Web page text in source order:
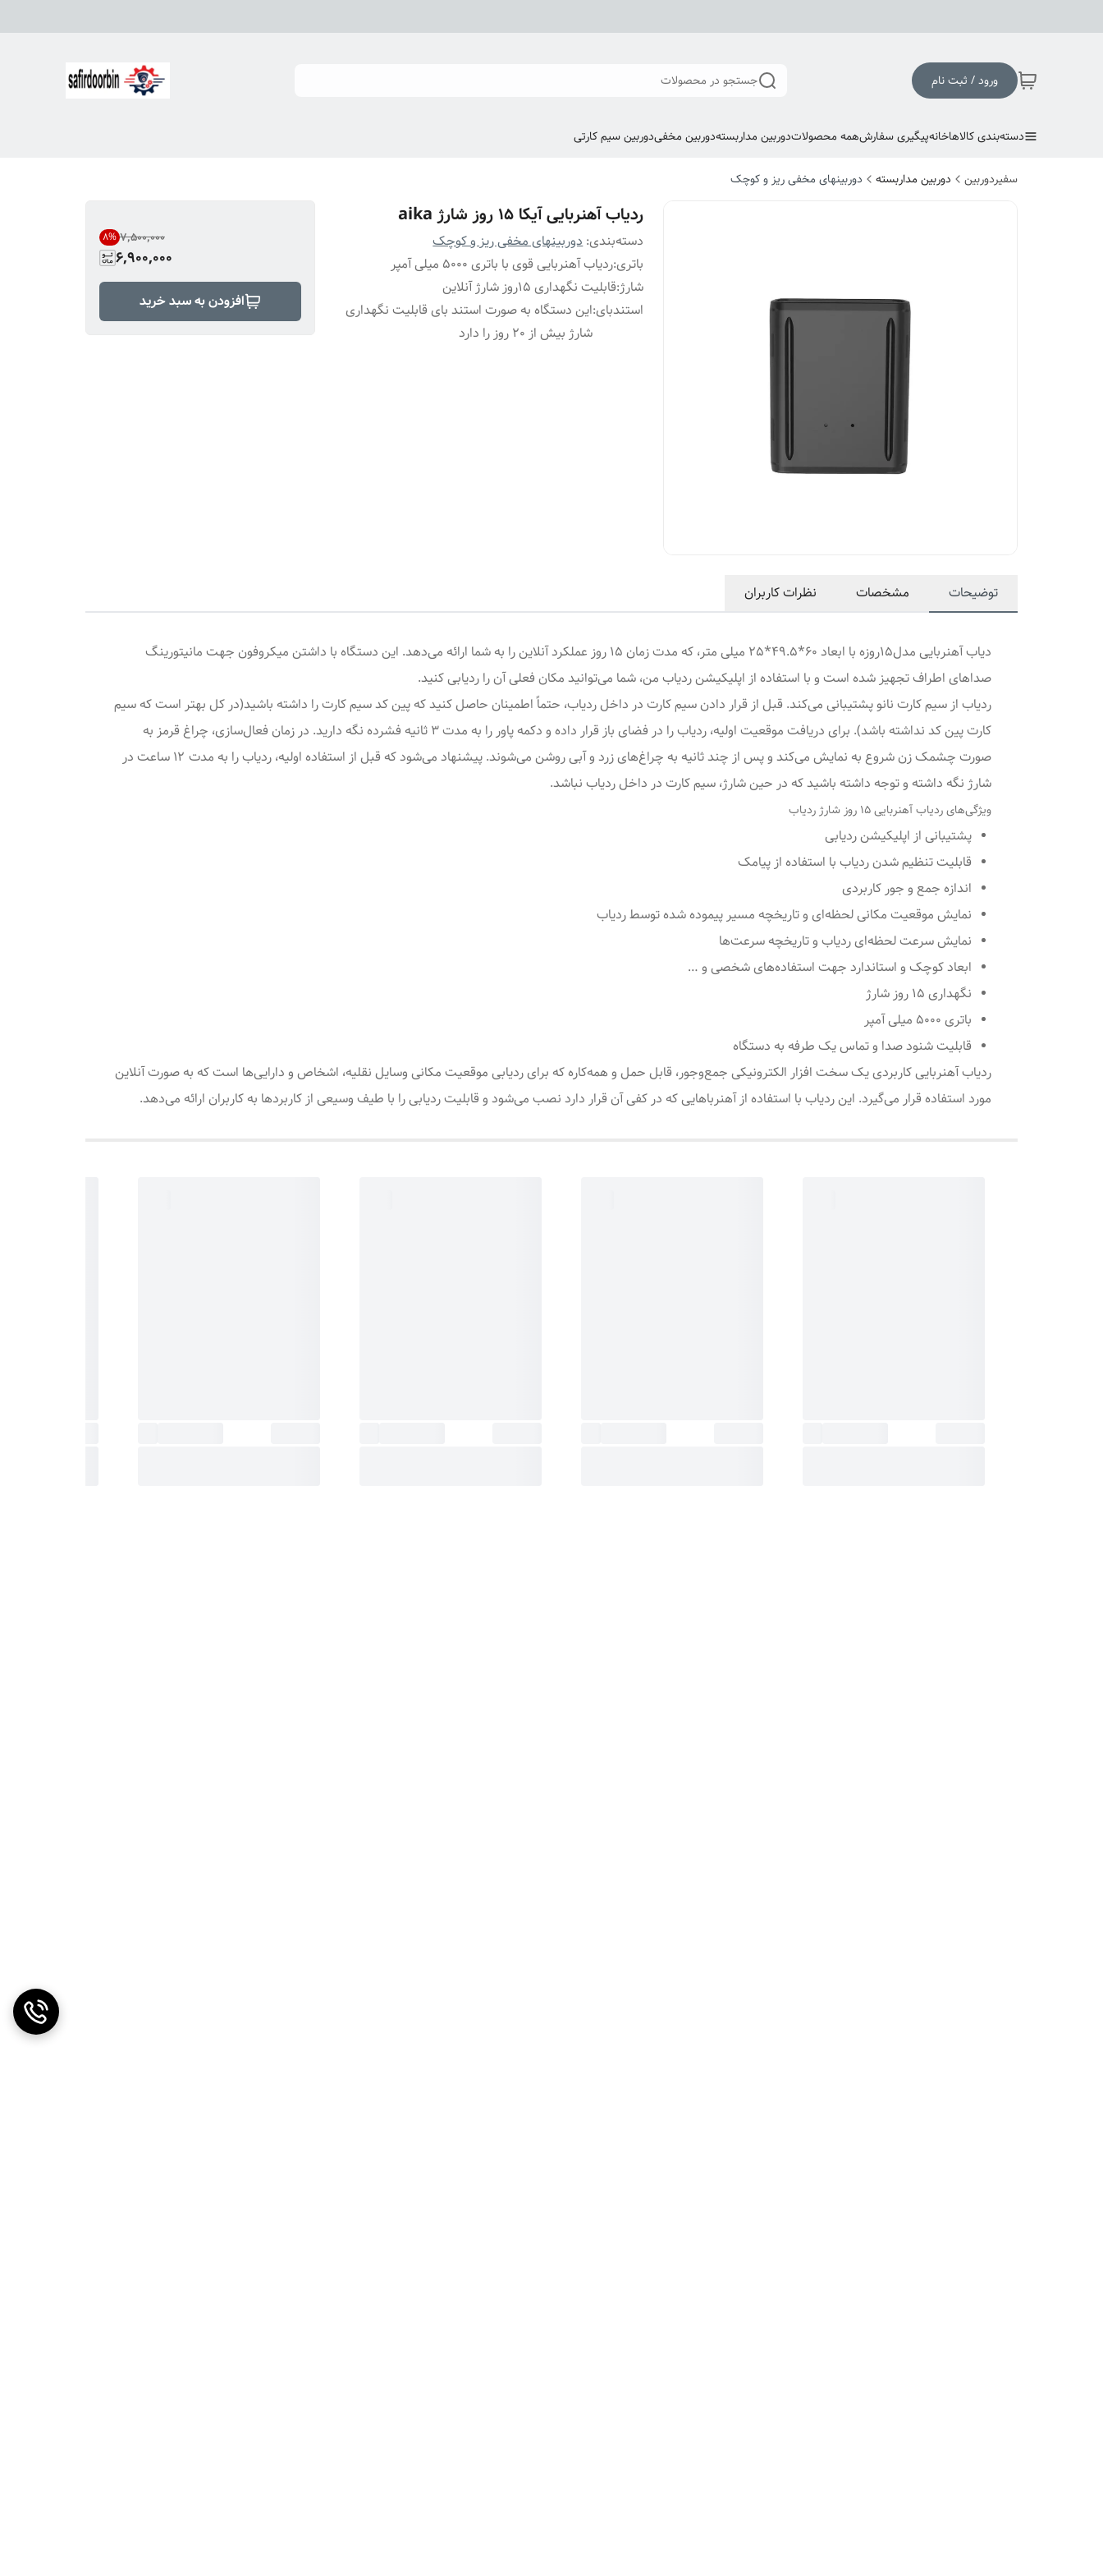
ورود / ثبت نام جستجو در محصولات
دسته‌بندی کالاهاخانهپیگیری سفارشهمه محصولاتدوربین مداربستهدوربین مخفیدوربین سیم کارتی
سفیردوربین دوربین مداربسته دوربینهای مخفی ریز و کوچک
ردیاب آهنربایی آیکا 15 روز شارژ aika
دسته‌بندی:دوربینهای مخفی ریز و کوچک
باتری:ردیاب آهنربایی قوی با باتری 5000 میلی آمپر
شارژ:قابلیت نگهداری 15روز شارژ آنلاین
استندبای:این دستگاه به صورت استند بای قابلیت نگهداری
شارژ بیش از 20 روز را دارد
۷٬۵۰۰٬۰۰۰ 8%
6,900,000
افزودن به سبد خرید
توضیحات مشخصات نظرات کاربران
دیاب آهنربایی مدل15روزه با ابعاد 60*49.5*25 میلی متر، که مدت زمان 15 روز عملکرد آنلاین را به شما ارائه می‌دهد. این دستگاه با داشتن میکروفون جهت مانیتورینگ
صداهای اطراف تجهیز شده است و با استفاده از اپلیکیشن ردیاب من، شما می‌توانید مکان فعلی آن را ردیابی کنید.
ردیاب از سیم کارت نانو پشتیبانی می‌کند. قبل از قرار دادن سیم کارت در داخل ردیاب، حتماً اطمینان حاصل کنید که پین کد سیم کارت را داشته باشید(در کل بهتر است که سیم
کارت پین کد نداشته باشد). برای دریافت موقعیت اولیه، ردیاب را در فضای باز قرار داده و دکمه پاور را به مدت ۳ ثانیه فشرده نگه دارید. در زمان فعال‌سازی، چراغ قرمز به
صورت چشمک زن شروع به نمایش می‌کند و پس از چند ثانیه به چراغ‌های زرد و آبی روشن می‌شوند. پیشنهاد می‌شود که قبل از استفاده اولیه، ردیاب را به مدت ۱۲ ساعت در
شارژ نگه داشته و توجه داشته باشید که در حین شارژ، سیم کارت در داخل ردیاب نباشد.
ویژگی‌های ردیاب آهنربایی 15 روز شارژ ردیاب
پشتیبانی از اپلیکیشن ردیابی
قابلیت تنظیم شدن ردیاب با استفاده از پیامک
اندازه جمع و جور کاربردی
نمایش موقعیت مکانی لحظه‌ای و تاریخچه مسیر پیموده شده توسط ردیاب
نمایش سرعت لحظه‌ای ردیاب و تاریخچه سرعت‌ها
ابعاد کوچک و استاندارد جهت استفاده‌های شخصی و …
نگهداری 15 روز شارژ
باتری 5000 میلی آمپر
قابلیت شنود صدا و تماس یک طرفه به دستگاه
ردیاب‌ آهنربایی کاربردی یک سخت افزار الکترونیکی جمع‌وجور، قابل حمل و همه‌کاره که برای ردیابی موقعیت مکانی وسایل نقلیه، اشخاص و دارایی‌ها است که به صورت آنلاین
مورد استفاده قرار می‌گیرد. این ردیاب با استفاده از آهنرباهایی که در کفی آن قرار دارد نصب می‌شود و قابلیت ردیابی را با طیف وسیعی از کاربردها به کاربران ارائه می‌دهد.